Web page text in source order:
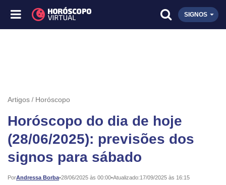
SIGNOS
Artigos Horóscopo
Horóscopo do dia de hoje
(28/06/2025): previsões dos
signos para sábado
PorAndressa Borba•
Publicado: 28/06/2025 às 00:00•Atualizado:17/09/2025 às 16:15